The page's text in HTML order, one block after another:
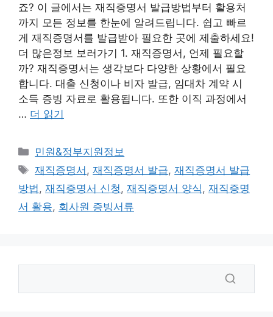
죠? 이 글에서는 재직증명서 발급방법부터 활용처
까지 모든 정보를 한눈에 알려드립니다. 쉽고 빠르
게 재직증명서를 발급받아 필요한 곳에 제출하세요!
더 많은정보 보러가기 1. 재직증명서, 언제 필요할
까? 재직증명서는 생각보다 다양한 상황에서 필요
합니다. 대출 신청이나 비자 발급, 임대차 계약 시
소득 증빙 자료로 활용됩니다. 또한 이직 과정에서
… 더 읽기
카
테
고
리
민원&정부지원정보
태
그
재직증명서 ,재직증명서 발급,재직증명서 발급
방법 , 재직증명서 신청 , 재직증명서 양식 , 재직증명
서 활용, 회사원 증빙서류